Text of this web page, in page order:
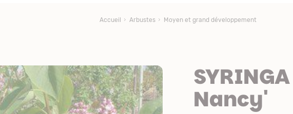
Accueil Arbustes Moyen et grand développement
Nancy'